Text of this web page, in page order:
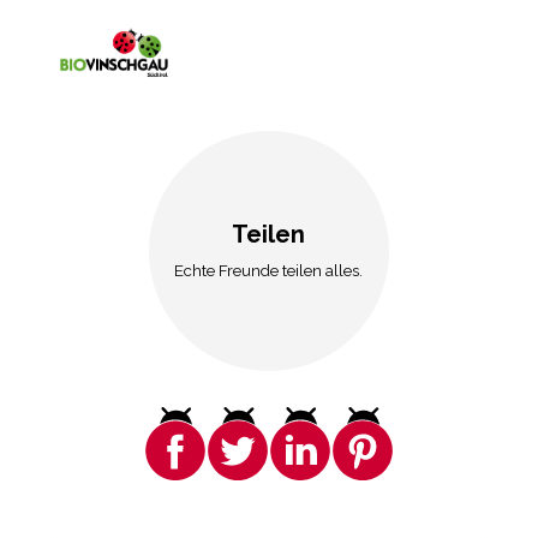
Teilen
Echte Freunde teilen alles.